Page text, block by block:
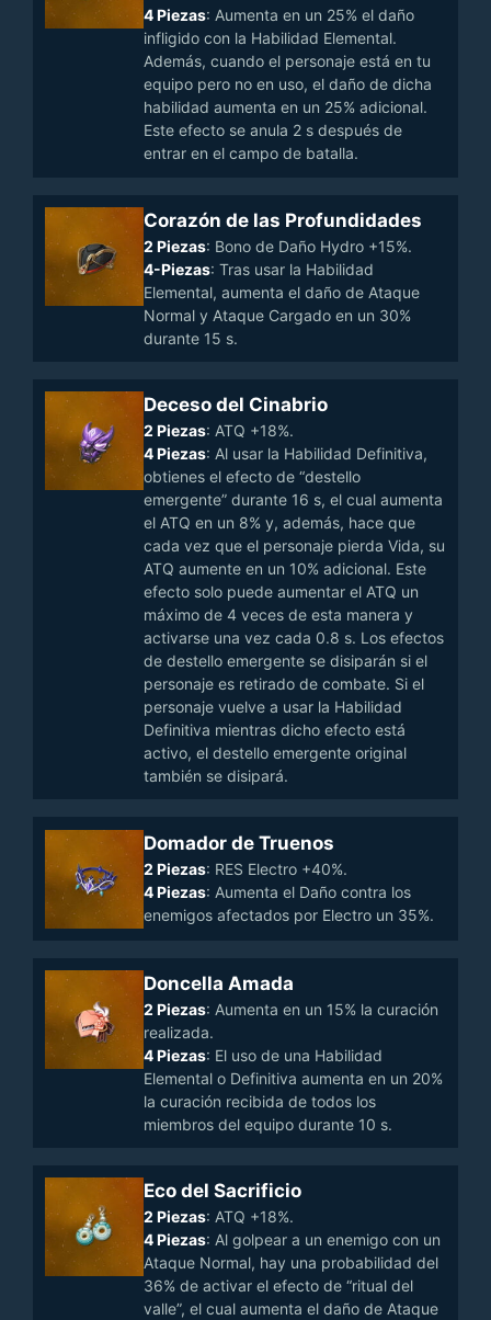
4 Piezas: Aumenta en un 25% el daño
infligido con la Habilidad Elemental.
Además, cuando el personaje está en tu
equipo pero no en uso, el daño de dicha
habilidad aumenta en un 25% adicional.
Este efecto se anula 2 s después de
entrar en el campo de batalla.
Corazón de las Profundidades
2 Piezas: Bono de Daño Hydro +15%.
4-Piezas: Tras usar la Habilidad
Elemental, aumenta el daño de Ataque
Normal y Ataque Cargado en un 30%
durante 15 s.
Deceso del Cinabrio
2 Piezas: ATQ +18%.
4 Piezas: Al usar la Habilidad Definitiva,
obtienes el efecto de “destello
emergente” durante 16 s, el cual aumenta
el ATQ en un 8% y, además, hace que
cada vez que el personaje pierda Vida, su
ATQ aumente en un 10% adicional. Este
efecto solo puede aumentar el ATQ un
máximo de 4 veces de esta manera y
activarse una vez cada 0.8 s. Los efectos
de destello emergente se disiparán si el
personaje es retirado de combate. Si el
personaje vuelve a usar la Habilidad
Definitiva mientras dicho efecto está
activo, el destello emergente original
también se disipará.
Domador de Truenos
2 Piezas: RES Electro +40%.
4 Piezas: Aumenta el Daño contra los
enemigos afectados por Electro un 35%.
Doncella Amada
2 Piezas: Aumenta en un 15% la curación
realizada.
4 Piezas: El uso de una Habilidad
Elemental o Definitiva aumenta en un 20%
la curación recibida de todos los
miembros del equipo durante 10 s.
Eco del Sacrificio
2 Piezas: ATQ +18%.
4 Piezas: Al golpear a un enemigo con un
Ataque Normal, hay una probabilidad del
36% de activar el efecto de “ritual del
valle”, el cual aumenta el daño de Ataque